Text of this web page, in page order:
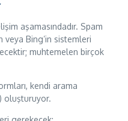
aşamasındadır. Spam
veya Bing’in sistemleri
muhtemelen birçok
kendi arama
oluşturuyor.